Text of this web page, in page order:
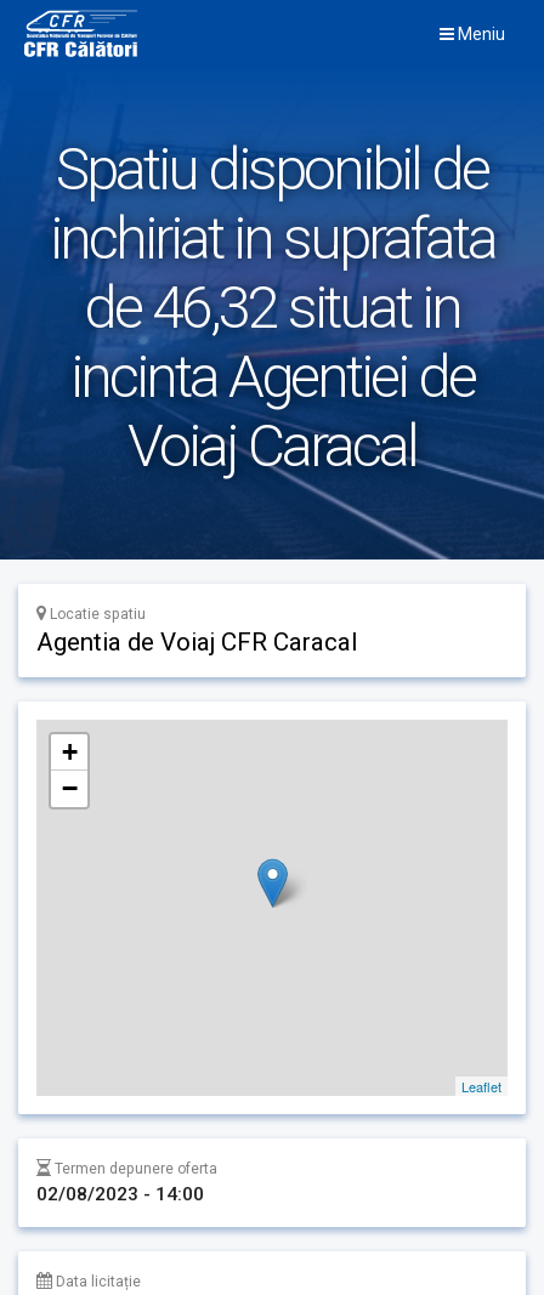
content
Meniu
Spatiu disponibil de
inchiriat in suprafata
de 46,32 situat in
incinta Agentiei de
Voiaj Caracal
Locatie spatiu
Agentia de Voiaj CFR Caracal
+
−
Leaflet
Termen depunere oferta
02/08/2023 - 14:00
Data licitație